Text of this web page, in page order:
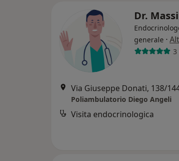
Dr.
generale ·
Via Giuseppe Donati, 138/
Poliambulatorio Diego Angeli
Visita endocrinologica